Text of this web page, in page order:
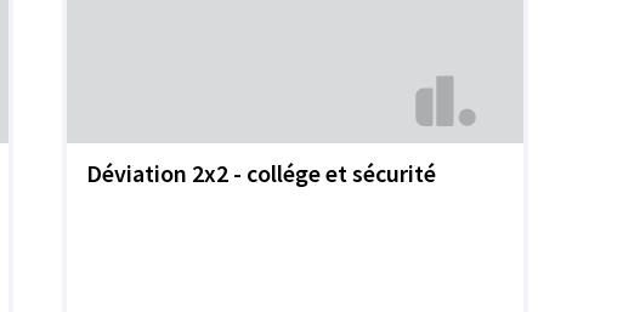
Déviation 2x2 - collége et sécurité